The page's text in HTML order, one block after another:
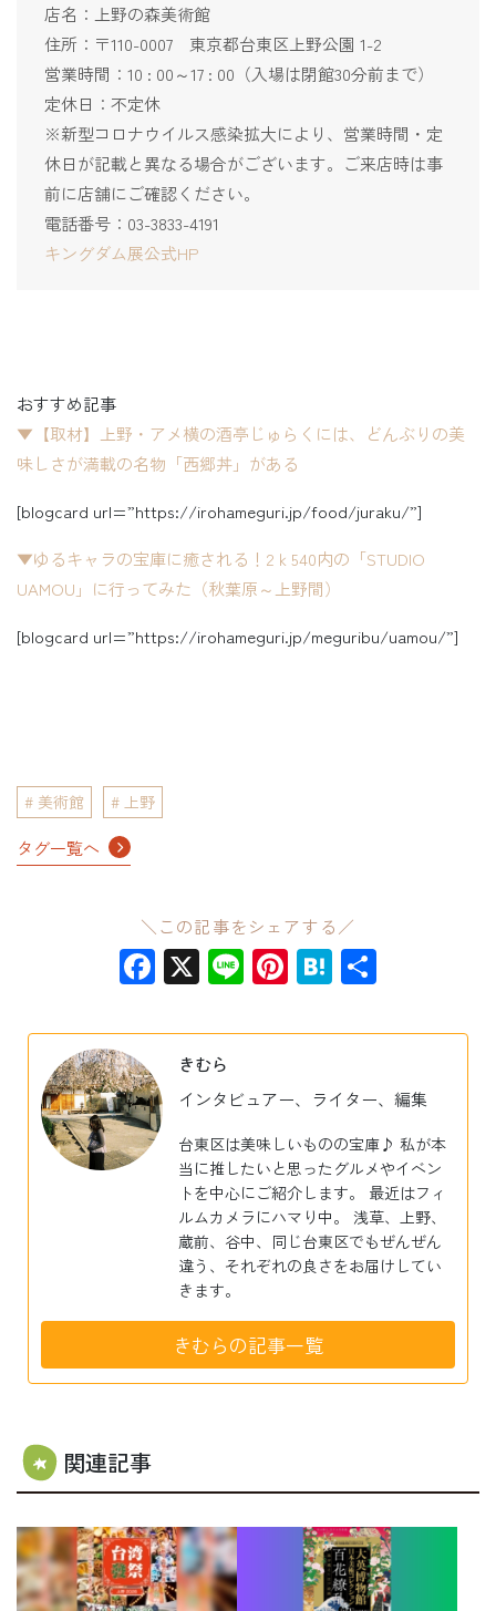
店名：上野の森美術館
住所：〒110-0007 東京都台東区上野公園 1-2
営業時間：10 : 00～17 : 00（入場は閉館30分前まで）
定休日：不定休
※新型コロナウイルス感染拡大により、営業時間・定
休日が記載と異なる場合がございます。ご来店時は事
前に店舗にご確認ください。
電話番号：03-3833-4191
キングダム展公式HP
おすすめ記事
▼【取材】上野・アメ横の酒亭じゅらくには、どんぶりの美
味しさが満載の名物「西郷丼」がある
[blogcard url=”https://irohameguri.jp/food/juraku/”]
▼ゆるキャラの宝庫に癒される！2ｋ540内の「STUDIO
UAMOU」に行ってみた（秋葉原～上野間）
[blogcard url=”https://irohameguri.jp/meguribu/uamou/”]
美術館 上野
タグ一覧へ
＼この記事をシェアする／
Facebook
X LinePinterest
Hatena
きむら
インタビュアー、ライター、編集
台東区は美味しいものの宝庫♪ 私が本
当に推したいと思ったグルメやイベン
トを中心にご紹介します。 最近はフィ
ルムカメラにハマり中。 浅草、上野、
蔵前、谷中、同じ台東区でもぜんぜん
違う、それぞれの良さをお届けしてい
きます。
きむらの記事一覧
関連記事